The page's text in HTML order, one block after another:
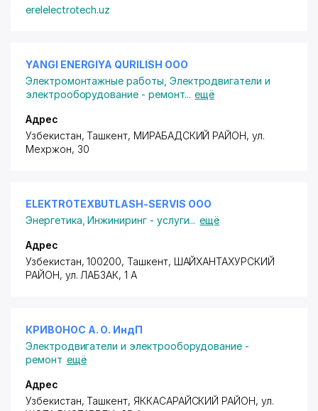
erelelectrotech.uz
YANGI ENERGIYA QURILISH ООО
Электромонтажные работы Электродвигатели и
электрооборудование - ремонт... ещё
Адрес
Узбекистан, Ташкент, МИРАБАДСКИЙ РАЙОН,ул.
Мехржон, 30
ELEKTROTEXBUTLASH-SERVIS ООО
Энергетика ,Инжиниринг - услуги... ещё
Адрес
Узбекистан, 100200, Ташкент, ШАЙХАНТАХУРСКИЙ
РАЙОН, ул. ЛАБЗАК, 1 А
КРИВОНОС А. О. ИндП
Электродвигатели и электрооборудование -
ремонт ещё
Адрес
Узбекистан, Ташкент, ЯККАСАРАЙСКИЙ РАЙОН, ул.